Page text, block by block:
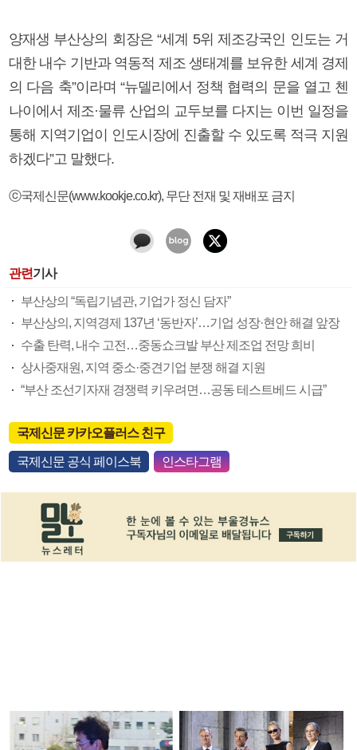
양재생 부산상의 회장은 “세계 5위 제조강국인 인도는 거
대한 내수 기반과 역동적 제조 생태계를 보유한 세계 경제
의 다음 축”이라며 “뉴델리에서 정책 협력의 문을 열고 첸
나이에서 제조·물류 산업의 교두보를 다지는 이번 일정을
통해 지역기업이 인도시장에 진출할 수 있도록 적극 지원
하겠다”고 말했다.
ⓒ국제신문(www.kookje.co.kr), 무단 전재 및 재배포 금지
관련기사
부산상의 “독립기념관, 기업가 정신 담자”
부산상의, 지역경제 137년 ‘동반자’…기업 성장·현안 해결 앞장
수출 탄력, 내수 고전…중동쇼크발 부산 제조업 전망 희비
상사중재원, 지역 중소·중견기업 분쟁 해결 지원
“부산 조선기자재 경쟁력 키우려면…공동 테스트베드 시급”
국제신문 카카오플러스 친구
국제신문 공식 페이스북 인스타그램